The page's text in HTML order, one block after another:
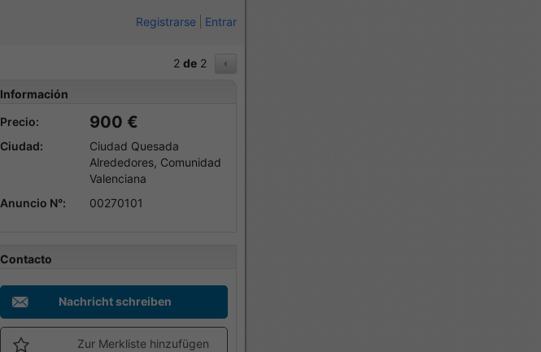
Registrarse Entrar
2 de 2 ‹
Información
Precio:
900 €
Ciudad:
Ciudad Quesada
Alrededores, Comunidad
Valenciana
Anuncio N°:
00270101
Contacto
Nachricht schreiben
Zur Merkliste hinzufügen